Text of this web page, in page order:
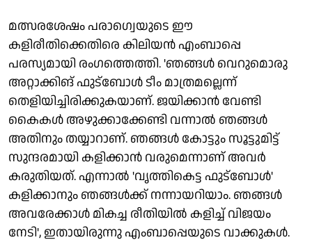
മത്സരശേഷം പരാഗ്വെയുടെ ഈ
കളിരീതിക്കെതിരെ കിലിയന്‍ എംബാപ്പെ
പരസ്യമായി രംഗത്തെത്തി. 'ഞങ്ങള്‍ വെറുമൊരു
അറ്റാക്കിങ് ഫുട്‌ബോള്‍ ടീം മാത്രമല്ലെന്ന്
തെളിയിച്ചിരിക്കുകയാണ്. ജയിക്കാന്‍ വേണ്ടി
കൈകള്‍ അഴുക്കാക്കേണ്ടി വന്നാല്‍ ഞങ്ങള്‍
അതിനും തയ്യാറാണ്. ഞങ്ങള്‍ കോട്ടും സൂട്ടുമിട്ട്
സുന്ദരമായി കളിക്കാന്‍ വരുമെന്നാണ് അവര്‍
കരുതിയത്. എന്നാല്‍ 'വൃത്തികെട്ട ഫുട്‌ബോള്‍'
കളിക്കാനും ഞങ്ങള്‍ക്ക് നന്നായറിയാം. ഞങ്ങള്‍
അവരേക്കാള്‍ മികച്ച രീതിയില്‍ കളിച്ച് വിജയം
നേടി', ഇതായിരുന്നു എംബാപ്പെയുടെ വാക്കുകള്‍.